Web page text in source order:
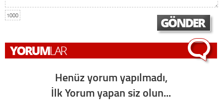
1000
Henüz yorum yapılmadı,
İlk Yorum yapan siz olun...